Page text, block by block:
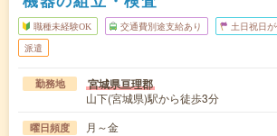
職種未経験OK 交通費別途支給あり 土日祝日が
派遣
勤務地 宮城県亘理郡
山下(宮城県)駅から徒歩3分
曜日頻度 月～金